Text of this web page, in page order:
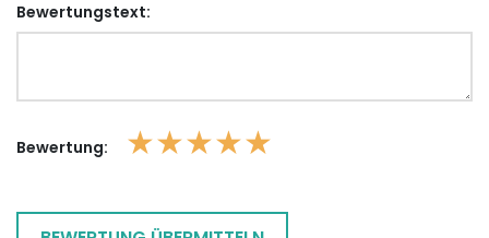
Bewertungstext:
Bewertung: ★★★★★